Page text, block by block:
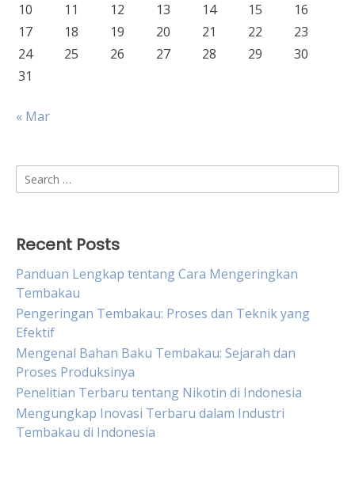
10
11 12 13 14 15
16
17
18 19 20 21 22
23
24
25 26 27 28 29
30
31
« Mar
Search
for:
Recent Posts
Panduan Lengkap tentang Cara Mengeringkan
Tembakau
Pengeringan Tembakau: Proses dan Teknik yang
Efektif
Mengenal Bahan Baku Tembakau: Sejarah dan
Proses Produksinya
Penelitian Terbaru tentang Nikotin di Indonesia
Mengungkap Inovasi Terbaru dalam Industri
Tembakau di Indonesia